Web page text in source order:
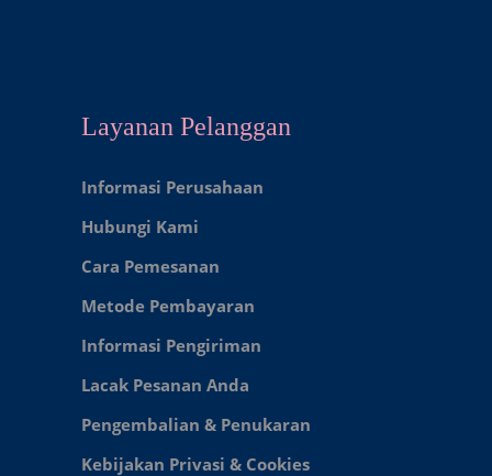
Layanan Pelanggan
Informasi Perusahaan
Hubungi Kami
Cara Pemesanan
Metode Pembayaran
Informasi Pengiriman
Lacak Pesanan Anda
Pengembalian & Penukaran
Kebijakan Privasi & Cookies